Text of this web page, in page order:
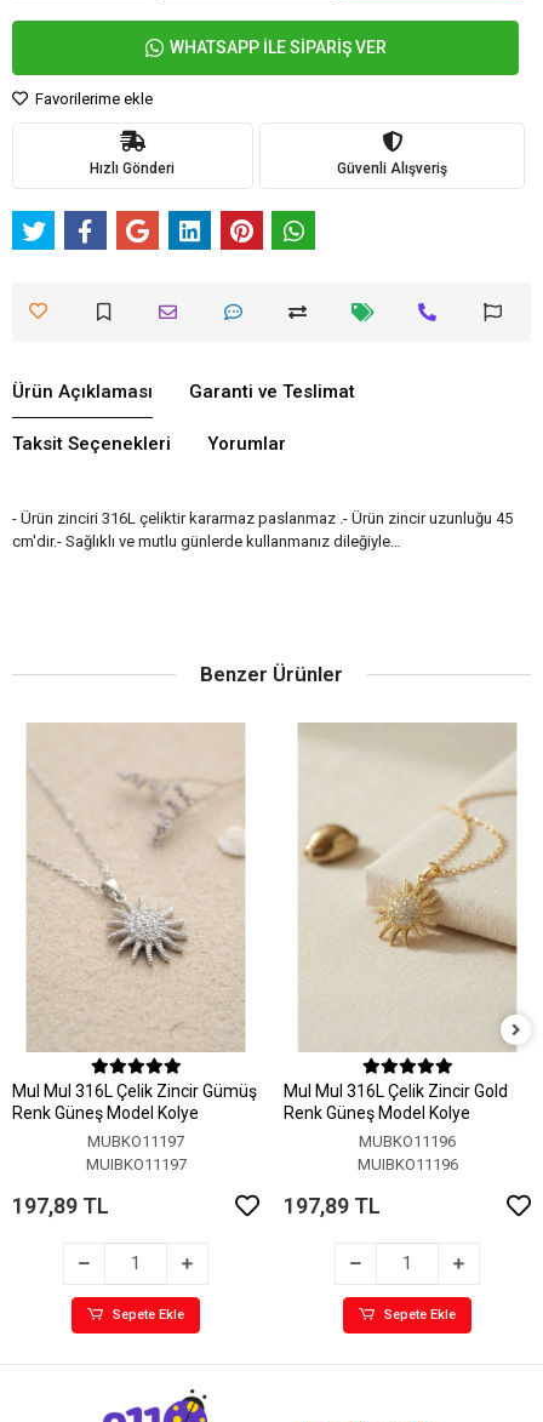
WHATSAPP İLE SİPARİŞ VER
Favorilerime ekle
Hızlı Gönderi Güvenli Alışveriş
Ürün Açıklaması Garanti ve Teslimat
Taksit Seçenekleri Yorumlar
- Ürün zinciri 316L çeliktir kararmaz paslanmaz .- Ürün zincir uzunluğu 45
cm'dir.- Sağlıklı ve mutlu günlerde kullanmanız dileğiyle…
Benzer Ürünler
MuI MuI 316L Çelik Zincir Gümüş
Renk Güneş Model Kolye
MUBKO11197
MUIBKO11197
197,89 TL
Sepete Ekle
MuI MuI 316L Çelik Zincir Gold
Renk Güneş Model Kolye
MUBKO11196
MUIBKO11196
197,89 TL
Sepete Ekle